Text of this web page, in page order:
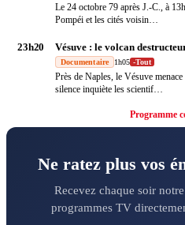
Le 24 octobre 79 après J.-C., à
Pompéi et les cités voisin…
23h20 Vésuve : le volcan
Documentaire 1h05 -Tout
Près de Naples, le Vésuve
silence inquiète les scientif…
Programme
Ne ratez plus vos
Recevez chaque soir
programmes TV